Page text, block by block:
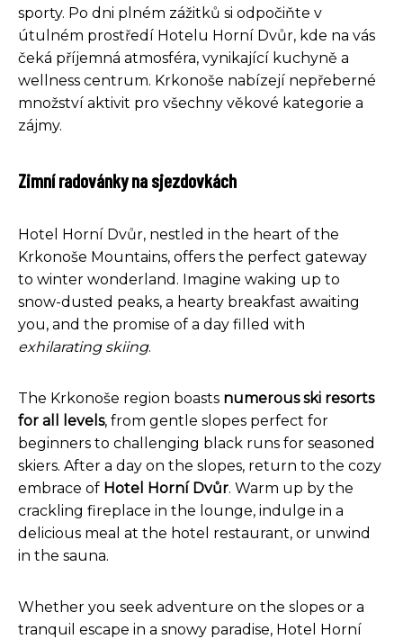
sporty. Po dni plném zážitků si odpočiňte v
útulném prostředí Hotelu Horní Dvůr, kde na vás
čeká příjemná atmosféra, vynikající kuchyně a
wellness centrum. Krkonoše nabízejí nepřeberné
množství aktivit pro všechny věkové kategorie a
zájmy.
Zimní radovánky na sjezdovkách
Hotel Horní Dvůr, nestled in the heart of the
Krkonoše Mountains, offers the perfect gateway
to winter wonderland. Imagine waking up to
snow-dusted peaks, a hearty breakfast awaiting
you, and the promise of a day filled with
exhilarating skiing.
The Krkonoše region boasts numerous ski resorts
for all levels, from gentle slopes perfect for
beginners to challenging black runs for seasoned
skiers. After a day on the slopes, return to the cozy
embrace of Hotel Horní Dvůr. Warm up by the
crackling fireplace in the lounge, indulge in a
delicious meal at the hotel restaurant, or unwind
in the sauna.
Whether you seek adventure on the slopes or a
tranquil escape in a snowy paradise, Hotel Horní